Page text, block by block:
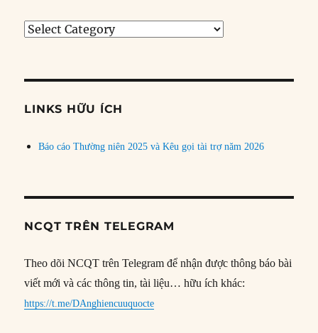
Tìm
đề
LINKS HỮU ÍCH
Báo cáo Thường niên 2025 và Kêu gọi tài trợ năm 2026
NCQT TRÊN TELEGRAM
Theo dõi NCQT trên Telegram để nhận được thông báo bài
viết mới và các thông tin, tài liệu… hữu ích khác:
https://t.me/DAnghiencuuquocte